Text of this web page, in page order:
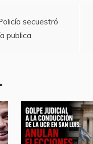
secuestró
publica